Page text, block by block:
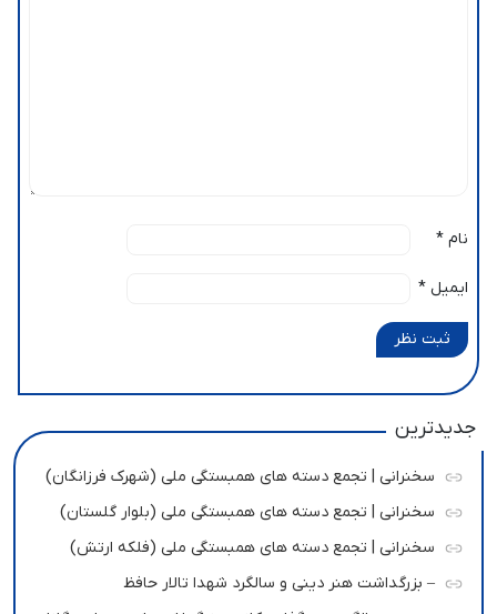
نام *
ایمیل *
ثبت نظر
جدیدترین
سخنرانی | تجمع دسته های همبستگی ملی (شهرک فرزانگان)
سخنرانی | تجمع دسته های همبستگی ملی (بلوار گلستان)
سخنرانی | تجمع دسته های همبستگی ملی (فلکه ارتش)
– بزرگداشت هنر دینی و سالگرد شهدا تالار حافظ